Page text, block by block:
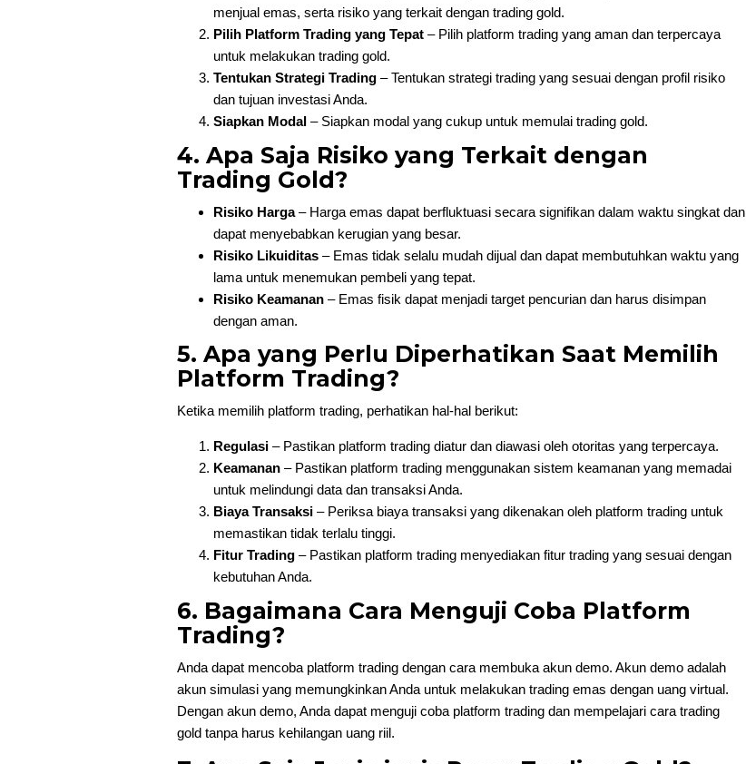
menjual emas, serta risiko yang terkait dengan trading gold.
Pilih Platform Trading yang Tepat– Pilih platform trading yang aman dan terpercaya
untuk melakukan trading gold.
Tentukan Strategi Trading– Tentukan strategi trading yang sesuai dengan profil risiko
dan tujuan investasi Anda.
Siapkan Modal– Siapkan modal yang cukup untuk memulai trading gold.
4. Apa Saja Risiko yang Terkait dengan
Trading Gold?
Risiko Harga– Harga emas dapat berfluktuasi secara signifikan dalam waktu singkat dan
dapat menyebabkan kerugian yang besar.
Risiko Likuiditas– Emas tidak selalu mudah dijual dan dapat membutuhkan waktu yang
lama untuk menemukan pembeli yang tepat.
Risiko Keamanan– Emas fisik dapat menjadi target pencurian dan harus disimpan
dengan aman.
5. Apa yang Perlu Diperhatikan Saat Memilih
Platform Trading?
Ketika memilih platform trading, perhatikan hal-hal berikut:
Regulasi– Pastikan platform trading diatur dan diawasi oleh otoritas yang terpercaya.
Keamanan– Pastikan platform trading menggunakan sistem keamanan yang memadai
untuk melindungi data dan transaksi Anda.
Biaya Transaksi– Periksa biaya transaksi yang dikenakan oleh platform trading untuk
memastikan tidak terlalu tinggi.
Fitur Trading– Pastikan platform trading menyediakan fitur trading yang sesuai dengan
kebutuhan Anda.
6. Bagaimana Cara Menguji Coba Platform
Trading?
Anda dapat mencoba platform trading dengan cara membuka akun demo. Akun demo adalah
akun simulasi yang memungkinkan Anda untuk melakukan trading emas dengan uang virtual.
Dengan akun demo, Anda dapat menguji coba platform trading dan mempelajari cara trading
gold tanpa harus kehilangan uang riil.